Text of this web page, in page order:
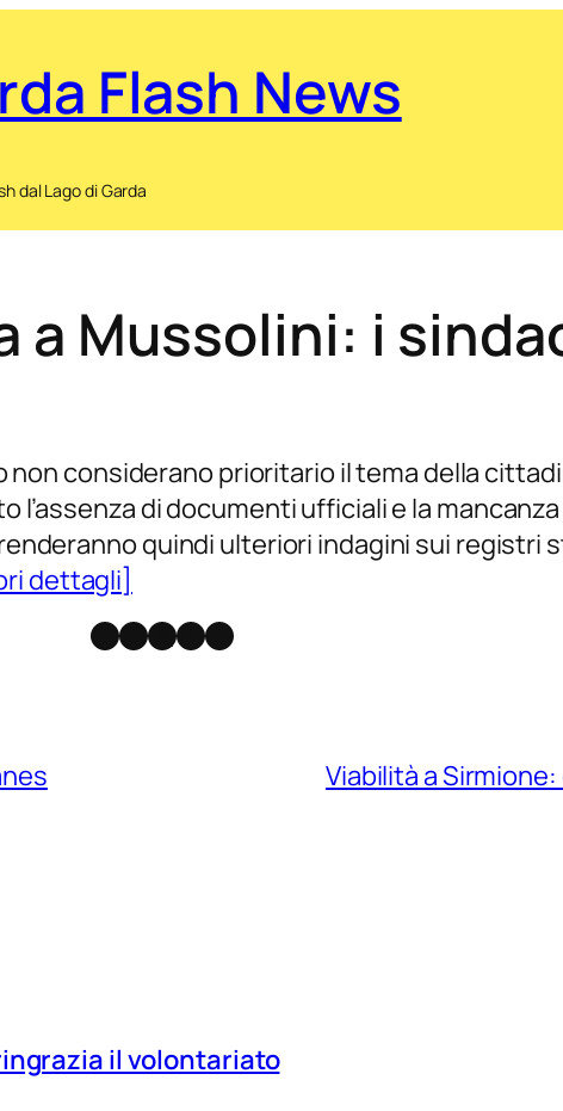
Flash News
dal Lago di Garda
a Mussolini: i
non considerano prioritario il tema della
l’assenza di documenti ufficiali e la
quindi ulteriori indagini sui registri
dettagli]
Facebook
Instagram
X Threads
Telegram
Viabilità a
il volontariato